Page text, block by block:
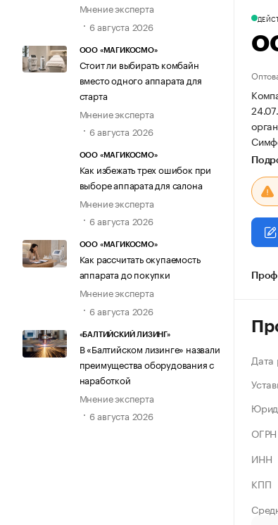
Мнение эксперта
6 августа 2026
ООО «МАГИКОСМО»
Стоит ли выбирать комбайн
вместо одного аппарата для
старта
Мнение эксперта
6 августа 2026
ООО «МАГИКОСМО»
Как избежать трех ошибок при
выборе аппарата для салона
Мнение эксперта
6 августа 2026
ООО «МАГИКОСМО»
Как рассчитать окупаемость
аппарата до покупки
Мнение эксперта
6 августа 2026
«БАЛТИЙСКИЙ ЛИЗИНГ»
В «Балтийском лизинге» назвали
преимущества оборудования с
наработкой
Мнение эксперта
6 августа 2026
Дата
ОГРН
ИНН
КПП